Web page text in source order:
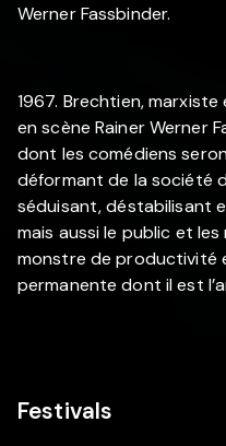
Werner Fassbinder.
1967. Brechtien,
en scène Rainer Werner
dont les comédiens
déformant de la société
séduisant, déstabilisant
mais aussi le public et
monstre de productivité
permanente dont il est
Festivals